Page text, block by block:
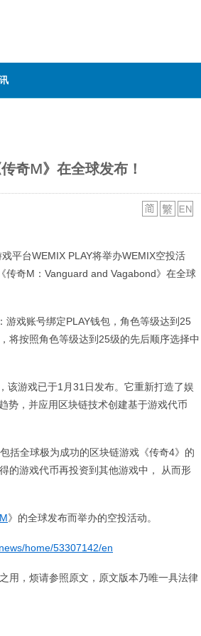
奇M》在全球发布！
平台WEMIX PLAY将举办WEMIX空投活
传奇M：Vanguard and Vagabond》在全球
游戏账号绑定PLAY钱包，角色等级达到25
将按照角色等级达到25级的先后顺序选择中
该游戏已于1月31日发布。它重新打造了娱
势，并应用区块链技术创建基于游戏代币
括全球极为成功的区块链游戏《传奇4》的
的游戏代币再投资到其他游戏中， 从而形
》的全球发布而举办的空投活动。
home/53307142/en
用，烦请参照原文，原文版本乃唯一具法律